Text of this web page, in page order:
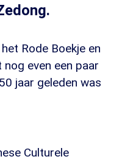
Rode Boekje en
even een paar
jaar geleden was
Culturele